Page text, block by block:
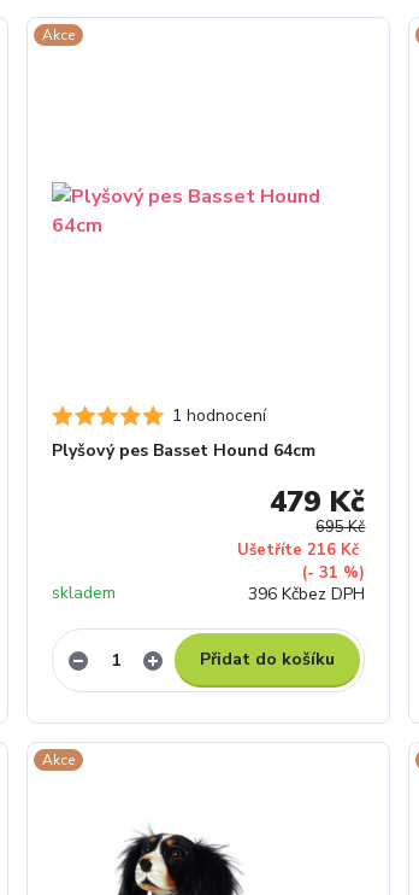
Akce
1 hodnocení
Plyšový pes Basset Hound 64cm
695 Kč
Ušetříte 216 Kč
(- 31 %)
479 Kč
396 Kčbez DPH
skladem
Přidat do košíku
Akce